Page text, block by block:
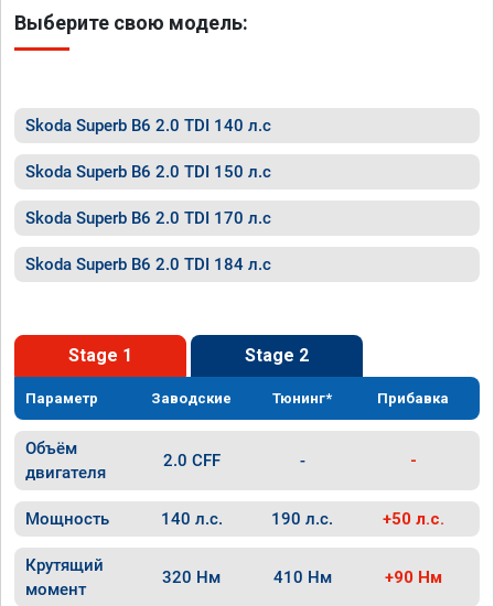
Выберите свою модель:
Skoda Superb B6 2.0 TDI 140 л.с
Skoda Superb B6 2.0 TDI 150 л.с
Skoda Superb B6 2.0 TDI 170 л.с
Skoda Superb B6 2.0 TDI 184 л.с
Stage 1 Stage 2
Параметр Заводские Тюнинг* Прибавка
Объём
двигателя
2.0 CFF - -
Мощность 140 л.с. 190 л.с. +50 л.с.
Крутящий
момент
320 Нм 410 Нм +90 Нм